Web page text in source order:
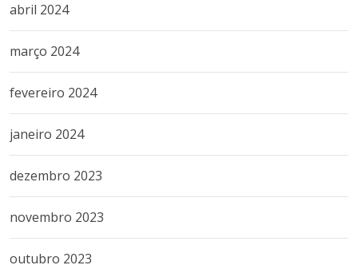
abril 2024
março 2024
fevereiro 2024
janeiro 2024
dezembro 2023
novembro 2023
outubro 2023